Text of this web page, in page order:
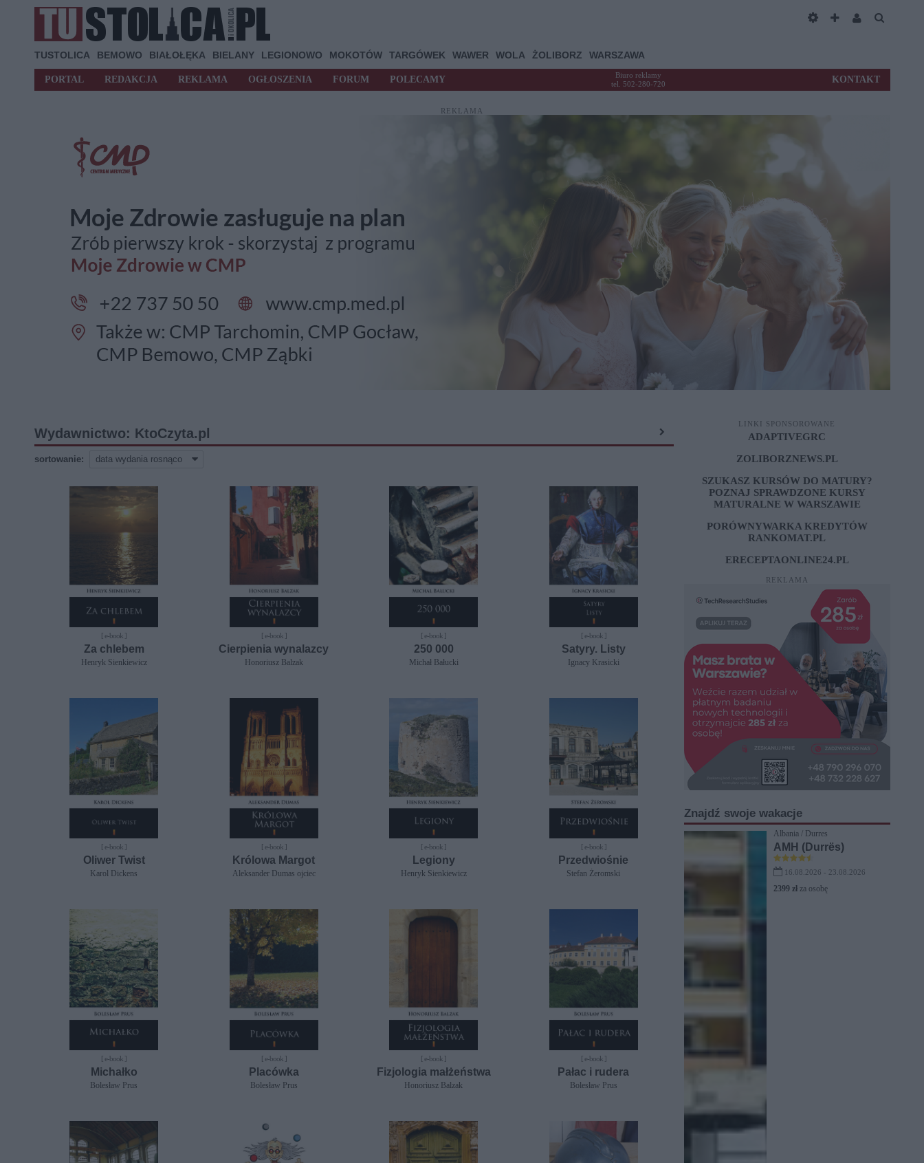
TUSTOLICA BEMOWO BIAŁOŁĘKA BIELANY LEGIONOWO MOKOTÓW TARGÓWEK WAWER WOLA ŻOLIBORZ WARSZAWA
PORTAL REDAKCJA REKLAMA OGŁOSZENIA FORUM POLECAMY
Biuro reklamy
tel. 502-280-720
KONTAKT
REKLAMA
Wydawnictwo: KtoCzyta.pl
sortowanie:
[ e-book ]
Za chlebem
Henryk Sienkiewicz
[ e-book ]
Cierpienia wynalazcy
Honoriusz Balzak
[ e-book ]
250 000
Michał Bałucki
[ e-book ]
Satyry. Listy
Ignacy Krasicki
[ e-book ]
Oliwer Twist
Karol Dickens
[ e-book ]
Królowa Margot
Aleksander Dumas ojciec
[ e-book ]
Legiony
Henryk Sienkiewicz
[ e-book ]
Przedwiośnie
Stefan Żeromski
[ e-book ]
Michałko
Bolesław Prus
[ e-book ]
Placówka
Bolesław Prus
[ e-book ]
Fizjologia małżeństwa
Honoriusz Balzak
[ e-book ]
Pałac i rudera
Bolesław Prus
LINKI SPONSOROWANE
ADAPTIVEGRC
ZOLIBORZNEWS.PL
SZUKASZ KURSÓW DO MATURY?
POZNAJ SPRAWDZONE KURSY
MATURALNE W WARSZAWIE
PORÓWNYWARKA KREDYTÓW
RANKOMAT.PL
ERECEPTAONLINE24.PL
REKLAMA
Znajdź swoje wakacje
Albania / Durres
AMH (Durrës)
16.08.2026 - 23.08.2026
2399 zł za osobę